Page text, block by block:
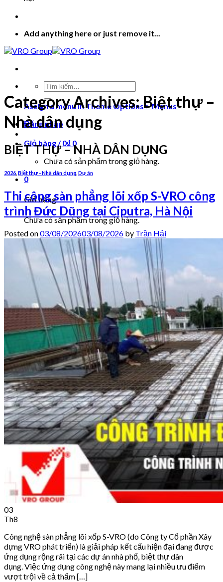
Add anything here or just remove it...
Tìm
kiếm:
Assign a menu in Theme Options > Menus
Đăng nhập
Giỏ hàng /0₫ 0
Chưa có sản phẩm trong giỏ hàng.
0
Giỏ hàng
Chưa có sản phẩm trong giỏ hàng.
Category Archives:Biệt thự –
Nhà dân dụng
BIỆT THỰ – NHÀ DÂN DỤNG
2026 Biệt thự - Nhà dân dụng Dự án
Thi công sàn phẳng lõi xốp S-VRO công
trình Đức Dũng tại Ciputra, Hà Nội
Posted on03/08/202603/08/2026 by Trần Hải
03
Th8
Công nghệ sàn phẳng lõi xốp S-VRO (do Công ty Cổ phần Xây
dựng VRO phát triển) là giải pháp kết cấu hiện đại đang được
ứng dụng rộng rãi tại các dự án nhà phố, biệt thự dân
dụng. Việc ứng dụng công nghệ này mang lại nhiều ưu điểm
vượt trội về cả thẩm […]